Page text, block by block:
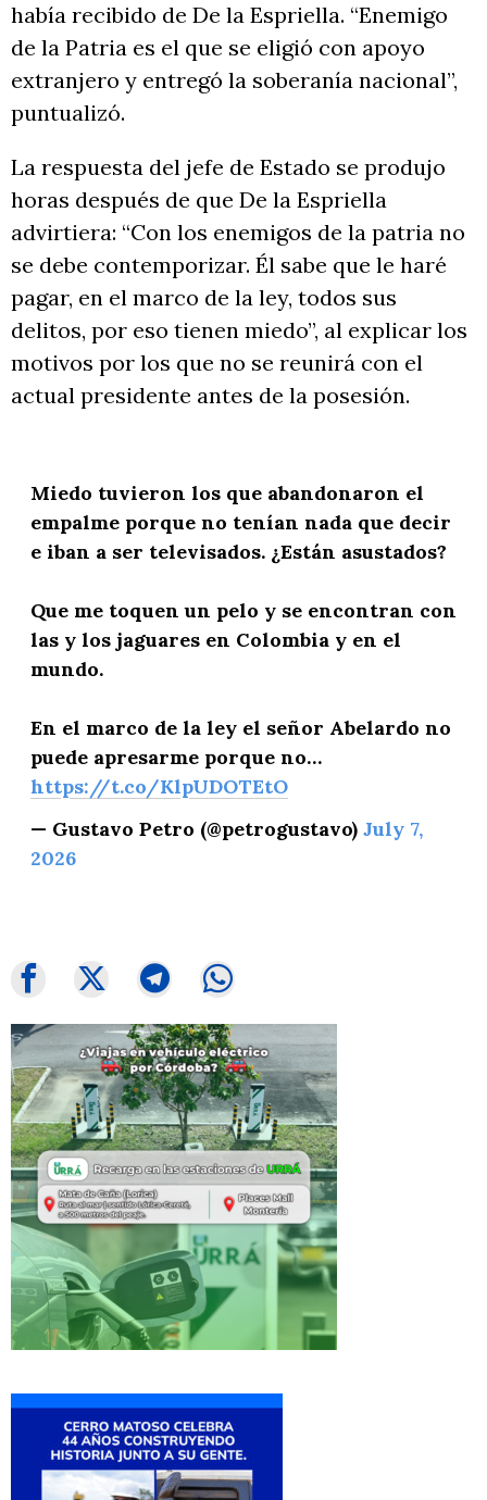
había recibido de De la Espriella. “Enemigo
de la Patria es el que se eligió con apoyo
extranjero y entregó la soberanía nacional”,
puntualizó.
La respuesta del jefe de Estado se produjo
horas después de que De la Espriella
advirtiera: “Con los enemigos de la patria no
se debe contemporizar. Él sabe que le haré
pagar, en el marco de la ley, todos sus
delitos, por eso tienen miedo”, al explicar los
motivos por los que no se reunirá con el
actual presidente antes de la posesión.
Miedo tuvieron los que abandonaron el
empalme porque no tenían nada que decir
e iban a ser televisados. ¿Están asustados?
Que me toquen un pelo y se encontran con
las y los jaguares en Colombia y en el
mundo.
En el marco de la ley el señor Abelardo no
puede apresarme porque no…
https://t.co/KlpUDOTEtO
— Gustavo Petro (@petrogustavo) July 7,
2026